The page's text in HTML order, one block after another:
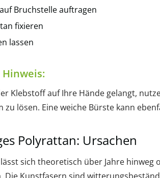
Bruchstelle auftragen
fixieren
lassen
Hinweis:
Klebstoff auf Ihre Hände gelangt,
zu lösen. Eine weiche Bürste kann
Polyrattan: Ursachen
sich theoretisch über Jahre hinweg